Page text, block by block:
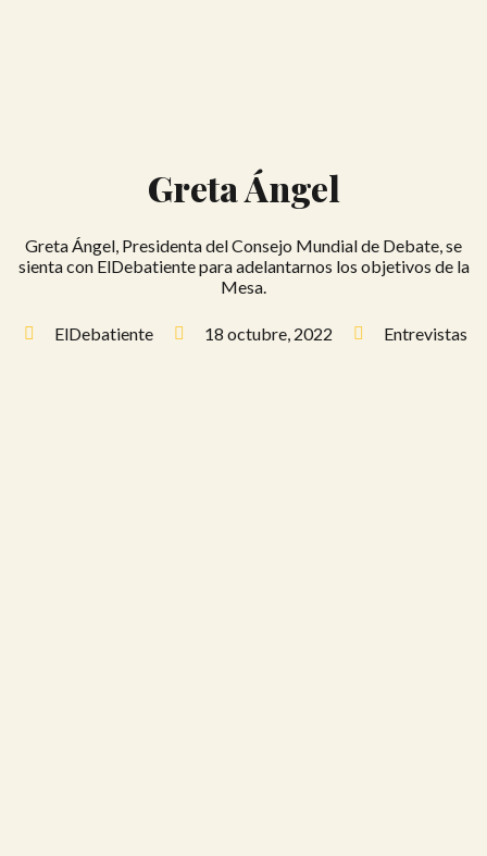
Greta Ángel
Greta Ángel, Presidenta del Consejo Mundial de Debate, se
sienta con ElDebatiente para adelantarnos los objetivos de la
Mesa.
ElDebatiente 18 octubre, 2022 Entrevistas